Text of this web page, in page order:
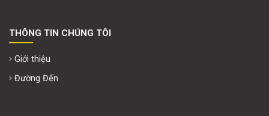
THÔNG TIN CHÚNG TÔI
Giới thiệu
Đường Đến